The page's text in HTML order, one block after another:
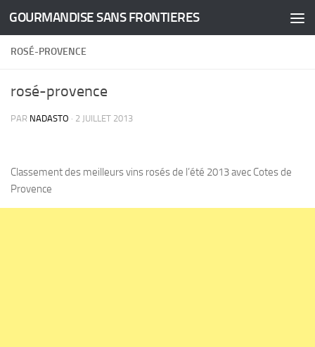
Skip to content
GOURMANDISE SANS FRONTIERES
ROSÉ-PROVENCE
rosé-provence
PAR NADASTO · 2 JUILLET 2013
Classement des meilleurs vins rosés de l’été 2013 avec Cotes de
Provence